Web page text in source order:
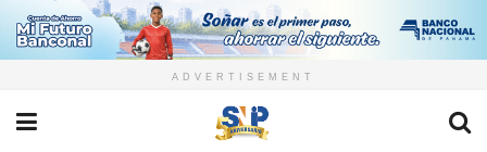
ADVERTISEMENT